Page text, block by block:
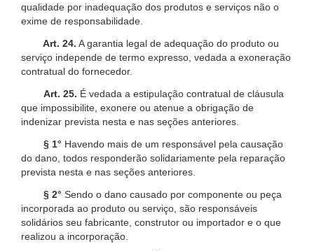
qualidade por inadequação dos produtos e serviços não o
exime de responsabilidade.
Art. 24. A garantia legal de adequação do produto ou
serviço independe de termo expresso, vedada a exoneração
contratual do fornecedor.
Art. 25. É vedada a estipulação contratual de cláusula
que impossibilite, exonere ou atenue a obrigação de
indenizar prevista nesta e nas seções anteriores.
§ 1° Havendo mais de um responsável pela causação
do dano, todos responderão solidariamente pela reparação
prevista nesta e nas seções anteriores.
§ 2° Sendo o dano causado por componente ou peça
incorporada ao produto ou serviço, são responsáveis
solidários seu fabricante, construtor ou importador e o que
realizou a incorporação.